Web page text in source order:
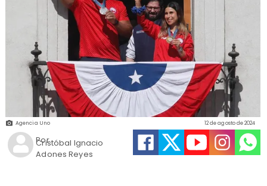
Agencia Uno
Cristóbal Ignacio
Adones Reyes
12 de agosto de 2024
Por